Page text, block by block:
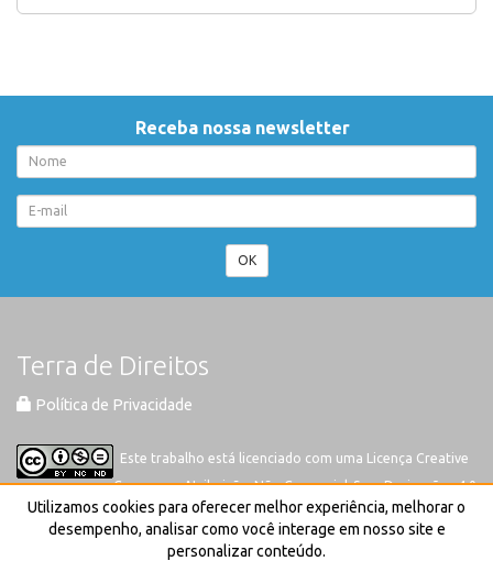
Receba nossa newsletter
OK
Terra de Direitos
Política de Privacidade
Este trabalho está licenciado com uma Licença Creative
Commons-Atribuição-Não Comercial-Sem Derivações 4.0
Internacional
Utilizamos cookies para oferecer melhor experiência, melhorar o
desempenho, analisar como você interage em nosso site e
personalizar conteúdo.